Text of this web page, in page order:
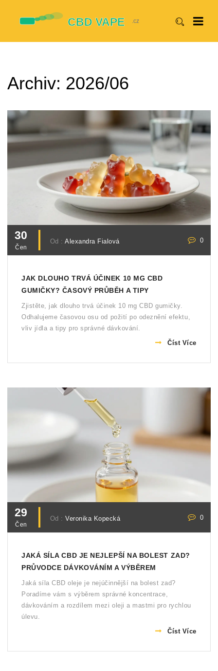
Archiv: 2026/06
30
Čen
Od :Alexandra Fialová 0
JAK DLOUHO TRVÁ ÚČINEK 10 MG CBD
GUMIČKY? ČASOVÝ PRŮBĚH A TIPY
Zjistěte, jak dlouho trvá účinek 10 mg CBD gumičky.
Odhalujeme časovou osu od požití po odeznění efektu,
vliv jídla a tipy pro správné dávkování.
Číst Více
29
Čen
Od :Veronika Kopecká 0
JAKÁ SÍLA CBD JE NEJLEPŠÍ NA BOLEST ZAD?
PRŮVODCE DÁVKOVÁNÍM A VÝBĚREM
Jaká síla CBD oleje je nejúčinnější na bolest zad?
Poradíme vám s výběrem správné koncentrace,
dávkováním a rozdílem mezi oleji a mastmi pro rychlou
úlevu.
Číst Více